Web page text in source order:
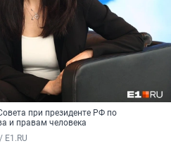
при президенте РФ по
и правам человека